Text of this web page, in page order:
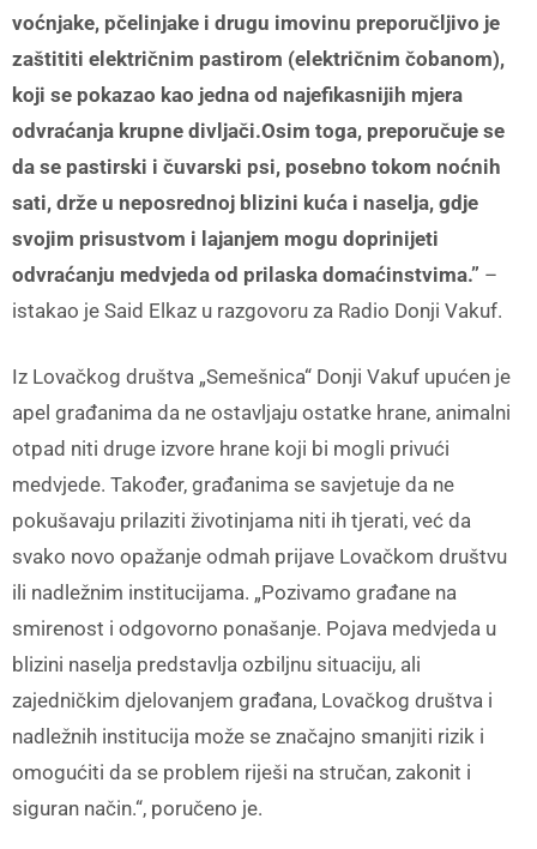
voćnjake, pčelinjake i drugu imovinu preporučljivo je
zaštititi električnim pastirom (električnim čobanom),
koji se pokazao kao jedna od najefikasnijih mjera
odvraćanja krupne divljači.Osim toga, preporučuje se
da se pastirski i čuvarski psi, posebno tokom noćnih
sati, drže u neposrednoj blizini kuća i naselja, gdje
svojim prisustvom i lajanjem mogu doprinijeti
odvraćanju medvjeda od prilaska domaćinstvima.” –
istakao je Said Elkaz u razgovoru za Radio Donji Vakuf.
Iz Lovačkog društva „Semešnica“ Donji Vakuf upućen je
apel građanima da ne ostavljaju ostatke hrane, animalni
otpad niti druge izvore hrane koji bi mogli privući
medvjede. Također, građanima se savjetuje da ne
pokušavaju prilaziti životinjama niti ih tjerati, već da
svako novo opažanje odmah prijave Lovačkom društvu
ili nadležnim institucijama. „Pozivamo građane na
smirenost i odgovorno ponašanje. Pojava medvjeda u
blizini naselja predstavlja ozbiljnu situaciju, ali
zajedničkim djelovanjem građana, Lovačkog društva i
nadležnih institucija može se značajno smanjiti rizik i
omogućiti da se problem riješi na stručan, zakonit i
siguran način.“, poručeno je.